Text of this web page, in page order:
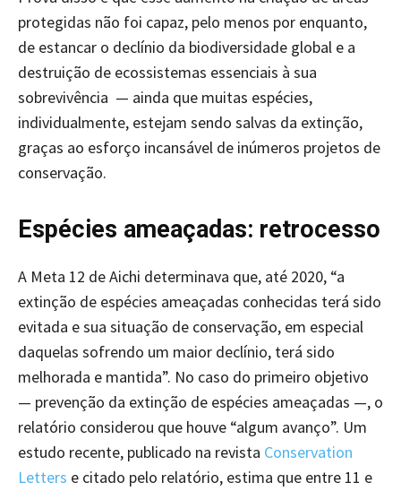
protegidas não foi capaz, pelo menos por enquanto,
de estancar o declínio da biodiversidade global e a
destruição de ecossistemas essenciais à sua
sobrevivência — ainda que muitas espécies,
individualmente, estejam sendo salvas da extinção,
graças ao esforço incansável de inúmeros projetos de
conservação.
Espécies ameaçadas: retrocesso
A Meta 12 de Aichi determinava que, até 2020, “a
extinção de espécies ameaçadas conhecidas terá sido
evitada e sua situação de conservação, em especial
daquelas sofrendo um maior declínio, terá sido
melhorada e mantida”. No caso do primeiro objetivo
— prevenção da extinção de espécies ameaçadas —, o
relatório considerou que houve “algum avanço”. Um
estudo recente, publicado na revista Conservation
Letters e citado pelo relatório, estima que entre 11 e